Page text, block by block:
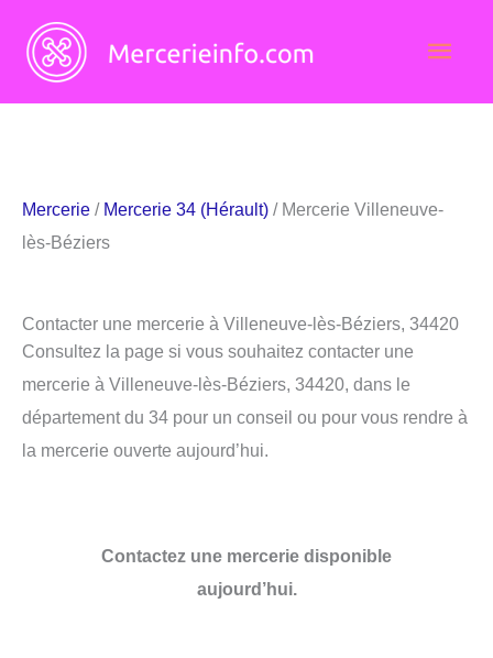
contenu
Mercerie / Mercerie 34 (Hérault) / Mercerie Villeneuve-
lès-Béziers
Contacter une mercerie à Villeneuve-lès-Béziers, 34420
Consultez la page si vous souhaitez contacter une
mercerie à Villeneuve-lès-Béziers, 34420, dans le
département du 34 pour un conseil ou pour vous rendre à
la mercerie ouverte aujourd’hui.
Contactez une mercerie disponible
aujourd’hui.